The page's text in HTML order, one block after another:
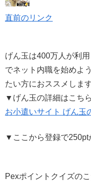
直前のリンク
げん玉は400万人が利
でネット内職を始めよ
たい方におススメします
▼げん玉の詳細はこちら
お小遣いサイト げん玉
▼ここから登録で250pt
Pexポイントクイズの